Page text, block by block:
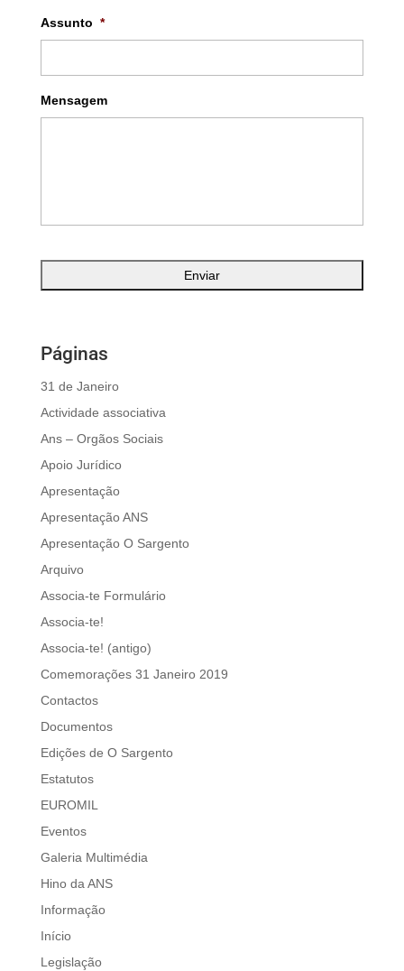
Assunto *
Mensagem
Páginas
31 de Janeiro
Actividade associativa
Ans – Orgãos Sociais
Apoio Jurídico
Apresentação
Apresentação ANS
Apresentação O Sargento
Arquivo
Associa-te Formulário
Associa-te!
Associa-te! (antigo)
Comemorações 31 Janeiro 2019
Contactos
Documentos
Edições de O Sargento
Estatutos
EUROMIL
Eventos
Galeria Multimédia
Hino da ANS
Informação
Início
Legislação